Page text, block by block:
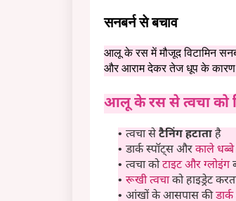
सनबर्न से बचाव
आलू के रस में मौजूद विटामिन
और आराम देकर तेज धूप के कारण
आलू के रस से त्वचा को
त्वचा सेटैनिंग हटाताहै
डार्क स्पॉट्स औरकाले धब्बे
त्वचा कोटाइट और ग्लोइंग
रूखी त्वचाको हाइड्रेट
आंखों के आसपास की